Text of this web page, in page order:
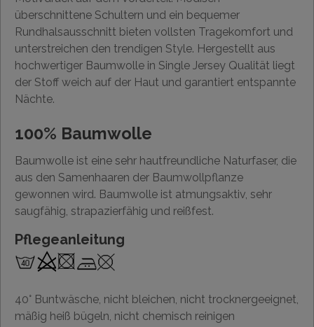
überschnittene Schultern und ein bequemer
Rundhalsausschnitt bieten vollsten Tragekomfort und
unterstreichen den trendigen Style. Hergestellt aus
hochwertiger Baumwolle in Single Jersey Qualität liegt
der Stoff weich auf der Haut und garantiert entspannte
Nächte.
100% Baumwolle
Baumwolle ist eine sehr hautfreundliche Naturfaser, die
aus den Samenhaaren der Baumwollpflanze
gewonnen wird. Baumwolle ist atmungsaktiv, sehr
saugfähig, strapazierfähig und reißfest.
Pflegeanleitung
40° Buntwäsche, nicht bleichen, nicht trocknergeeignet,
mäßig heiß bügeln, nicht chemisch reinigen